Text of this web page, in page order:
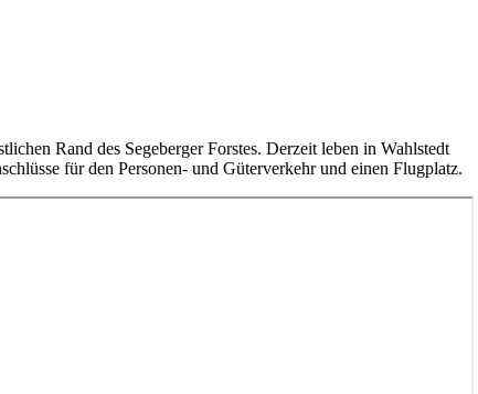
Rand des Segeberger Forstes. Derzeit leben in Wahlstedt
für den Personen- und Güterverkehr und einen Flugplatz.